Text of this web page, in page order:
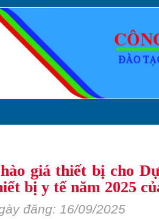
giá thiết bị cho
bị y tế năm 2025
đăng: 16/09/2025